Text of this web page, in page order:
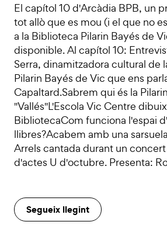
El capítol 10 d'Arcàdia BPB, un
tot allò que es mou (i el que no
a la Biblioteca Pilarin Bayés de
disponible. Al capítol 10:
Serra, dinamitzadora cultural de
Pilarin Bayés de Vic que ens
Capaltard.Sabrem qui és la Pilarin
"Vallés"L'Escola Vic Centre
BibliotecaCom funciona l'espai
llibres?Acabem amb una
Arrels cantada durant un concert
d'actes U d'octubre. Presenta:
Segueix llegint